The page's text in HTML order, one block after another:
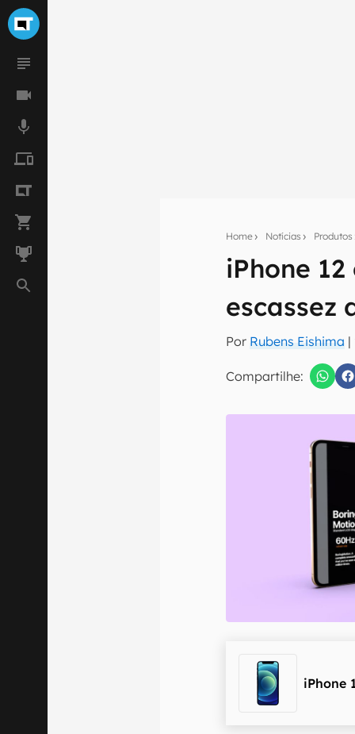
Home Notícias Produtos
iPhone
escassez
Por Rubens Eishima |
Compartilhe:
Seu
Assine a
mão.
E-mail
iPhone